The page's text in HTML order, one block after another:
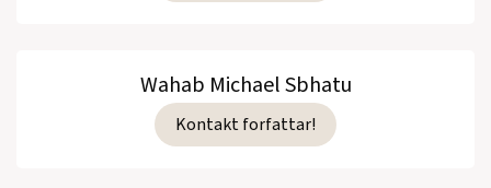
Wahab Michael Sbhatu
Kontakt forfattar!